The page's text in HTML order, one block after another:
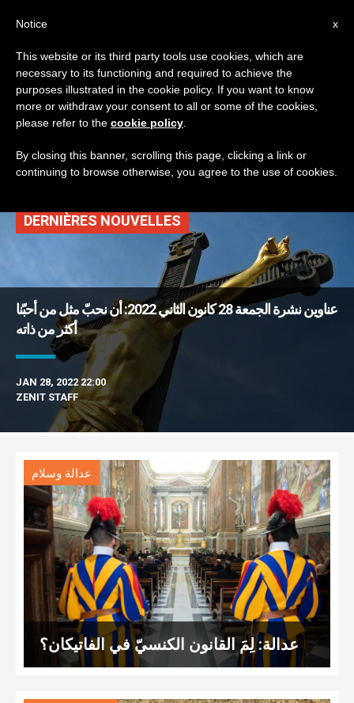
TAG
Posts Tagged ‘السنة
القضائية’
DERNIÈRES NOUVELLES
عناوين نشرة الجمعة 28 كانون الثاني 2022: أن نحبّ مثل من أحبّنا
أكثر من ذاته
JAN 28, 2022 22:00
ZENIT STAFF
عدالة وسلام
عدالة: لِمَ القانون الكنسيّ في الفاتيكان؟
x
Notice
This website or its third party tools use cookies, which are
necessary to its functioning and required to achieve the
purposes illustrated in the cookie policy. If you want to know
more or withdraw your consent to all or some of the cookies,
please refer to the cookie policy
By closing this banner, scrolling this page, clicking a link or
continuing to browse otherwise, you agree to the use of cookies.